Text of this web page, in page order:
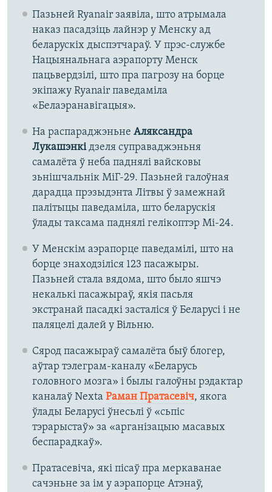
Пазьней Ryanair заявіла, што атрымала
наказ пасадзіць лайнэр у Менску ад
беларускіх дыспэтчараў. У прэс-службе
Нацыянальнага аэрапорту Менск
пацьвердзілі, што пра пагрозу на борце
экіпажу Ryanair паведаміла
«Белаэранавігацыя».
На распараджэньне Аляксандра
Лукашэнкідзеля суправаджэньня
самалёта ў неба паднялі вайсковы
зьнішчальнік МіГ-29. Пазьней галоўная
дарадца прэзыдэнта Літвы ў замежнай
палітыцы паведаміла, што беларускія
ўлады таксама паднялі гелікоптэр Мі-24.
У Менскім аэрапорце паведамілі, што на
борце знаходзіліся 123 пасажыры.
Пазьней стала вядома, што было яшчэ
некалькі пасажыраў, якія пасьля
экстранай пасадкі засталіся ў Беларусі і не
паляцелі далей у Вільню.
Сярод пасажыраў самалёта быў блогер,
аўтар тэлеграм-каналу «Беларусь
головного мозга» і былы галоўны рэдактар
каналаў Nexta Раман Пратасевіч, якога
ўлады Беларусі ўнесьлі ў «сьпіс
тэрарыстаў» за «арганізацыю масавых
беспарадкаў».
Пратасевіча, які пісаў пра меркаванае
сачэньне за ім у аэрапорце Атэнаў,